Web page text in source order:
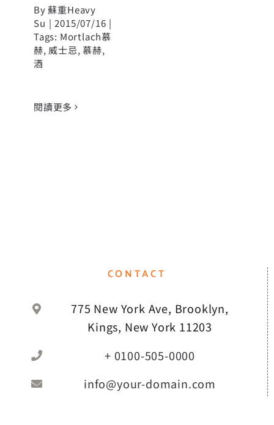
By蘇重Heavy
Su | 2015/07/16 |
Tags: Mortlach慕
赫, 威士忌,慕赫,
酒
閱讀更多
CONTACT
775 New York Ave, Brooklyn,
Kings, New York 11203
+ 0100-505-0000
info@your-domain.com